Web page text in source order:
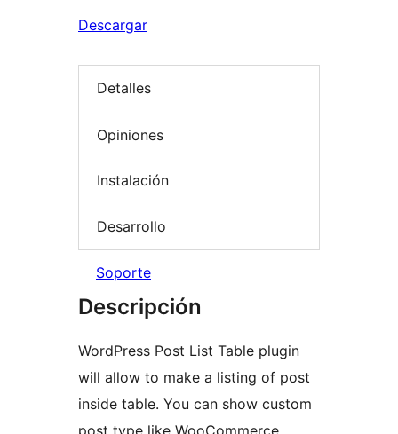
Descargar
Detalles
Opiniones
Instalación
Desarrollo
Soporte
Descripción
WordPress Post List Table plugin
will allow to make a listing of post
inside table. You can show custom